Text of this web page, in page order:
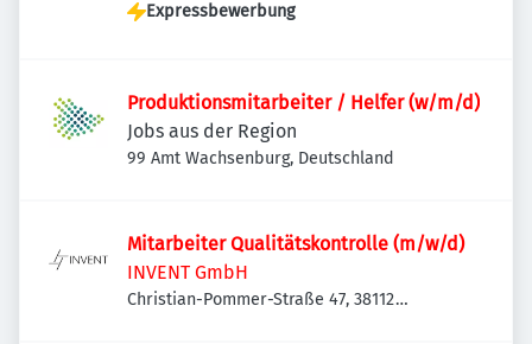
Expressbewerbung
Produktionsmitarbeiter / Helfer (w/m/d)
Jobs aus der Region
99 Amt Wachsenburg, Deutschland
Mitarbeiter Qualitätskontrolle (m/w/d)
INVENT GmbH
Christian-Pommer-Straße 47, 38112